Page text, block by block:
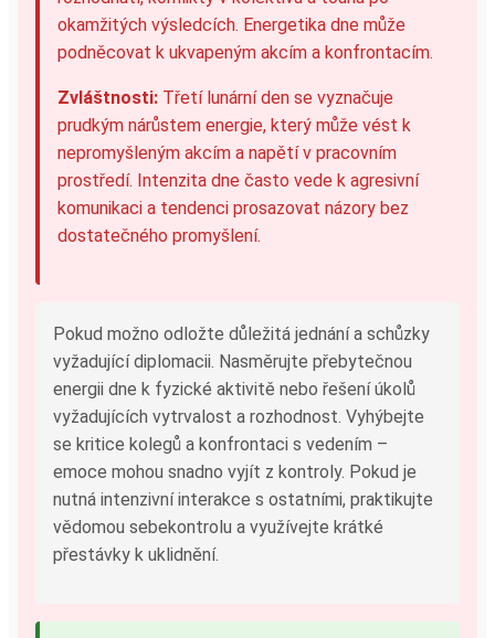
okamžitých výsledcích. Energetika dne může
podněcovat k ukvapeným akcím a konfrontacím.
Zvláštnosti: Třetí lunární den se vyznačuje
prudkým nárůstem energie, který může vést k
nepromyšleným akcím a napětí v pracovním
prostředí. Intenzita dne často vede k agresivní
komunikaci a tendenci prosazovat názory bez
dostatečného promyšlení.
Pokud možno odložte důležitá jednání a schůzky
vyžadující diplomacii. Nasměrujte přebytečnou
energii dne k fyzické aktivitě nebo řešení úkolů
vyžadujících vytrvalost a rozhodnost. Vyhýbejte
se kritice kolegů a konfrontaci s vedením –
emoce mohou snadno vyjít z kontroly. Pokud je
nutná intenzivní interakce s ostatními, praktikujte
vědomou sebekontrolu a využívejte krátké
přestávky k uklidnění.